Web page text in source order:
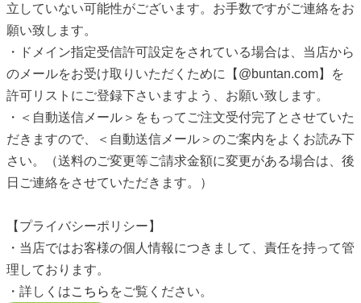
立していない可能性がございます。お手数ですがご連絡をお
願い致します。
・ドメイン指定受信許可設定をされている場合は、当店から
のメールをお受け取りいただくために【@buntan.com】を
許可リストにご登録下さいますよう、お願い致します。
・＜自動送信メール＞をもってご注文受付完了とさせていた
だきますので、＜自動送信メール＞のご案内をよくお読み下
さい。（送料のご変更等ご請求金額に変更がある場合は、後
日ご連絡をさせていただきます。）
【プライバシーポリシー】
・当店ではお客様の個人情報につきまして、責任を持って管
理しております。
・詳しくはこちら をご覧ください。